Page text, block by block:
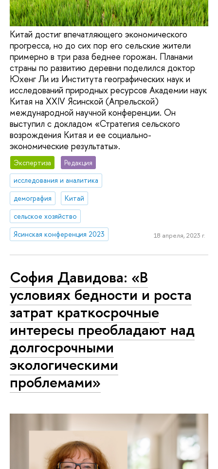
Китай достиг впечатляющего экономического
прогресса, но до сих пор его сельские жители
примерно в три раза беднее горожан. Планами
страны по развитию деревни поделился доктор
Юхенг Ли из Института географических наук и
исследований природных ресурсов Академии наук
Китая на XXIV Ясинской (Апрельской)
международной научной конференции. Он
выступил с докладом «Стратегия сельского
возрождения Китая и ее социально-
экономические результаты».
Экспертиза
Редакция
исследования и аналитика
демография
Китай
сельское хозяйство
Ясинская конференция 2023
18 апреля, 2023 г.
София Давидова: «В
условиях бедности и роста
затрат краткосрочные
интересы преобладают над
долгосрочными
экологическими
проблемами»